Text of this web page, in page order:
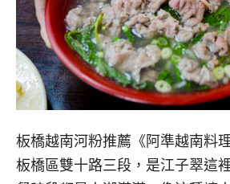
板橋越南河粉推薦《阿準越南料
板橋區雙十路三段，是江子翠這